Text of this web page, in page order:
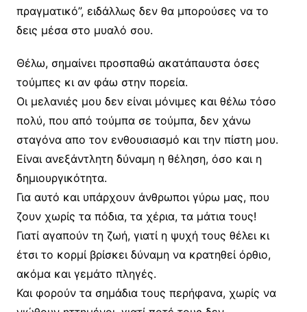
πραγματικό”, ειδάλλως δεν θα μπορούσες να το
δεις μέσα στο μυαλό σου.
Θέλω, σημαίνει προσπαθώ ακατάπαυστα όσες
τούμπες κι αν φάω στην πορεία.
Οι μελανιές μου δεν είναι μόνιμες και θέλω τόσο
πολύ, που από τούμπα σε τούμπα, δεν χάνω
σταγόνα απο τον ενθουσιασμό και την πίστη μου.
Είναι ανεξάντλητη δύναμη η θέληση, όσο και η
δημιουργικότητα.
Για αυτό και υπάρχουν άνθρωποι γύρω μας, που
ζουν χωρίς τα πόδια, τα χέρια, τα μάτια τους!
Γιατί αγαπούν τη ζωή, γιατί η ψυχή τους θέλει κι
έτσι το κορμί βρίσκει δύναμη να κρατηθεί όρθιο,
ακόμα και γεμάτο πληγές.
Και φορούν τα σημάδια τους περήφανα, χωρίς να